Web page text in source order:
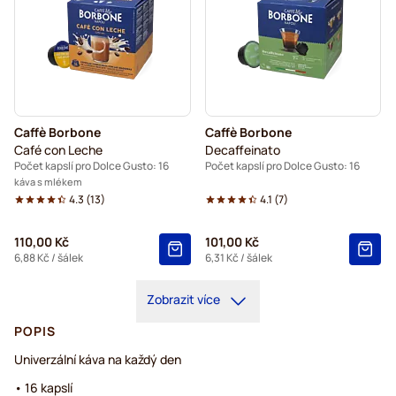
Caffè Borbone
Café con Leche
Počet kapslí pro Dolce Gusto: 16
káva s mlékem
4.3 (13)
110,00 Kč
6,88 Kč / šálek
Caffè Borbone
Decaffeinato
Počet kapslí pro Dolce Gusto: 16
4.1 (7)
101,00 Kč
6,31 Kč / šálek
Zobrazit více
POPIS
Univerzální káva na každý den
• 16 kapslí